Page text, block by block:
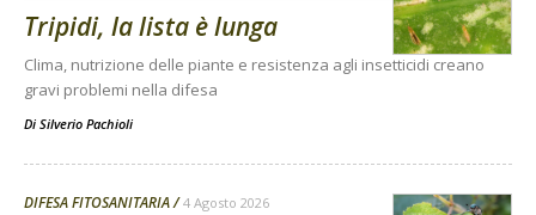
Tripidi, la lista è lunga
Clima, nutrizione delle piante e resistenza agli insetticidi creano
gravi problemi nella difesa
Di Silverio Pachioli
DIFESA FITOSANITARIA 4 Agosto 2026